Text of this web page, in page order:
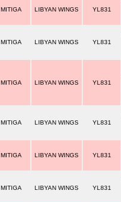
MITIGA LIBYAN WINGS YL831
MITIGA LIBYAN WINGS YL831
MITIGA LIBYAN WINGS YL831
MITIGA LIBYAN WINGS YL831
MITIGA LIBYAN WINGS YL831
MITIGA LIBYAN WINGS YL831